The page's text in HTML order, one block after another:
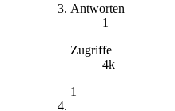
Antworten
1
Zugriffe
4k
1